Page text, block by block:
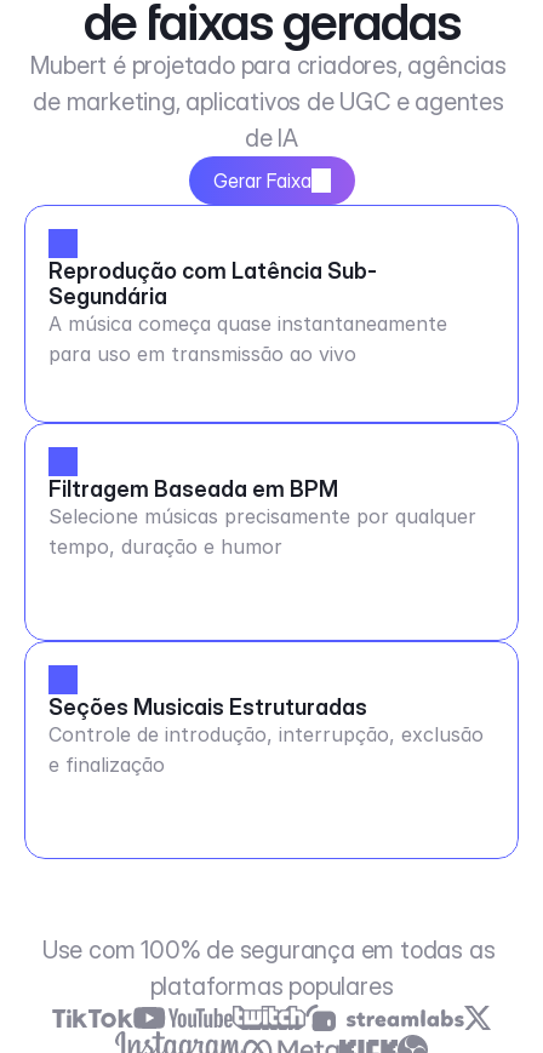
de faixas geradas
Mubert é projetado para criadores, agências
de marketing, aplicativos de UGC e agentes
de IA
Gerar Faixa
Reprodução com Latência Sub-
Segundária
A música começa quase instantaneamente
para uso em transmissão ao vivo
Filtragem Baseada em BPM
Selecione músicas precisamente por qualquer
tempo, duração e humor
Seções Musicais Estruturadas
Controle de introdução, interrupção, exclusão
e finalização
Use com 100% de segurança em todas as
plataformas populares